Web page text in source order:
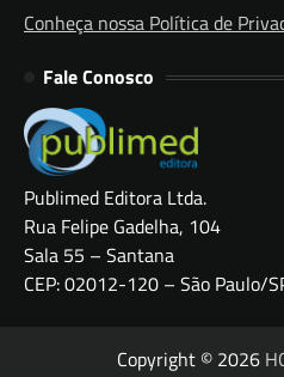
Conheça nossa Política de
Fale Conosco
Publimed Editora Ltda.
Rua Felipe Gadelha, 104
Sala 55 – Santana
CEP: 02012-120 – São Paulo/
Copyright © 2026